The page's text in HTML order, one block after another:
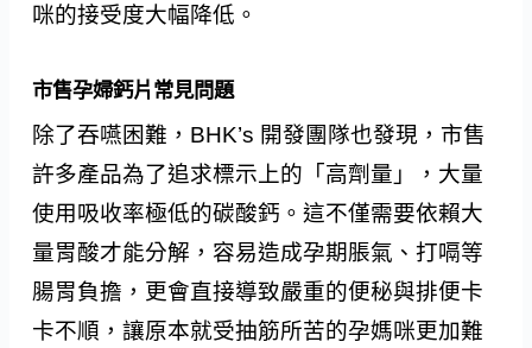
咪的接受度大幅降低。
市售孕婦鈣片常見問題
除了吞嚥困難，BHK’s 開發團隊也發現，市售
許多產品為了追求標示上的「高劑量」，大量
使用吸收率極低的碳酸鈣。這不僅需要依賴大
量胃酸才能分解，容易造成孕期脹氣、打嗝等
腸胃負擔，更會直接導致嚴重的便秘與排便卡
卡不順，讓原本就受抽筋所苦的孕媽咪更加難